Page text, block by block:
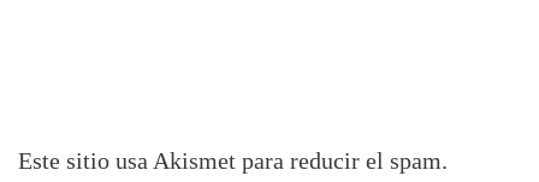
Este sitio usa Akismet para reducir el spam.